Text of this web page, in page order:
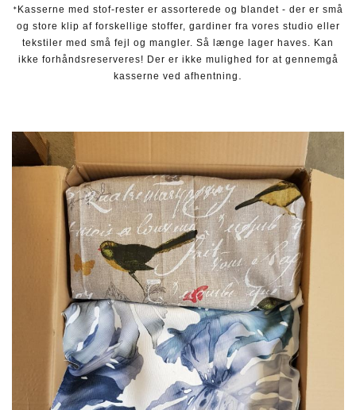
*Kasserne med stof-rester er assorterede og blandet - der er små
og store klip af forskellige stoffer, gardiner fra vores studio eller
tekstiler med små fejl og mangler. Så længe lager haves. Kan
ikke forhåndsreserveres! Der er ikke mulighed for at gennemgå
kasserne ved afhentning